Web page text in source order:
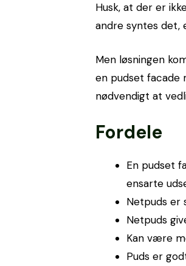
Husk, at der er
andre syntes det,
Men løsningen
en pudset facade
nødvendigt at
Fordele
En pudset
ensarte
Netpuds er
Netpuds
Kan være
Puds er